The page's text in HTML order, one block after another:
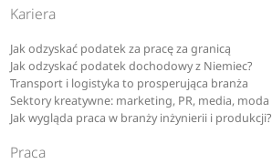
Kariera
Jak odzyskać podatek za pracę za granicą
Jak odzyskać podatek dochodowy z Niemiec?
Transport i logistyka to prosperująca branża
Sektory kreatywne: marketing, PR, media, moda
Jak wygląda praca w branży inżynierii i produkcji?
Praca